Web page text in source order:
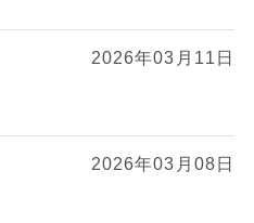
2026年03月11日
2026年03月08日